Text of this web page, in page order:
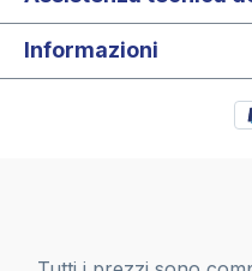
Informazioni